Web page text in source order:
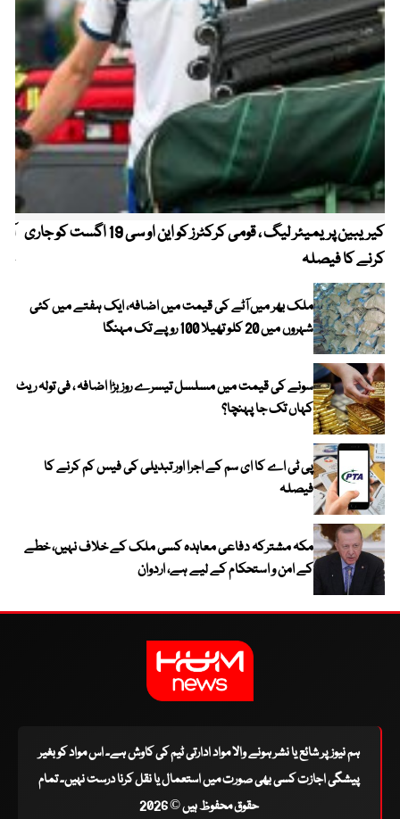
کیریبین پریمیئر لیگ ، قومی کرکٹرز کو این او سی 19 اگست کو جاری
کرنے کا فیصلہ
ملک بھر میں آٹے کی قیمت میں اضافہ، ایک ہفتے میں کئی
شہروں میں 20 کلو تھیلا 100 روپے تک مہنگا
سونے کی قیمت میں مسلسل تیسرے روز بڑا اضافہ ، فی تولہ ریٹ
کہاں تک جا پہنچا؟
پی ٹی اے کا ای سم کے اجرا اور تبدیلی کی فیس کم کرنے کا
فیصلہ
مکہ مشترکہ دفاعی معاہدہ کسی ملک کے خلاف نہیں، خطے
کے امن و استحکام کے لیے ہے، اردوان
ہم نیوز پر شائع یا نشر ہونے والا مواد ادارتی ٹیم کی کاوش ہے۔ اس مواد کو بغیر
پیشگی اجازت کسی بھی صورت میں استعمال یا نقل کرنا درست نہیں۔ تمام
حقوق محفوظ ہیں © 2026